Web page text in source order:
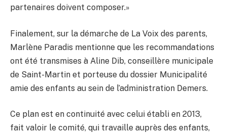
partenaires doivent composer.»
Finalement, sur la démarche de La Voix des parents,
Marlène Paradis mentionne que les recommandations
ont été transmises à Aline Dib, conseillère municipale
de Saint-Martin et porteuse du dossier Municipalité
amie des enfants au sein de l’administration Demers.
Ce plan est en continuité avec celui établi en 2013,
fait valoir le comité, qui travaille auprès des enfants,